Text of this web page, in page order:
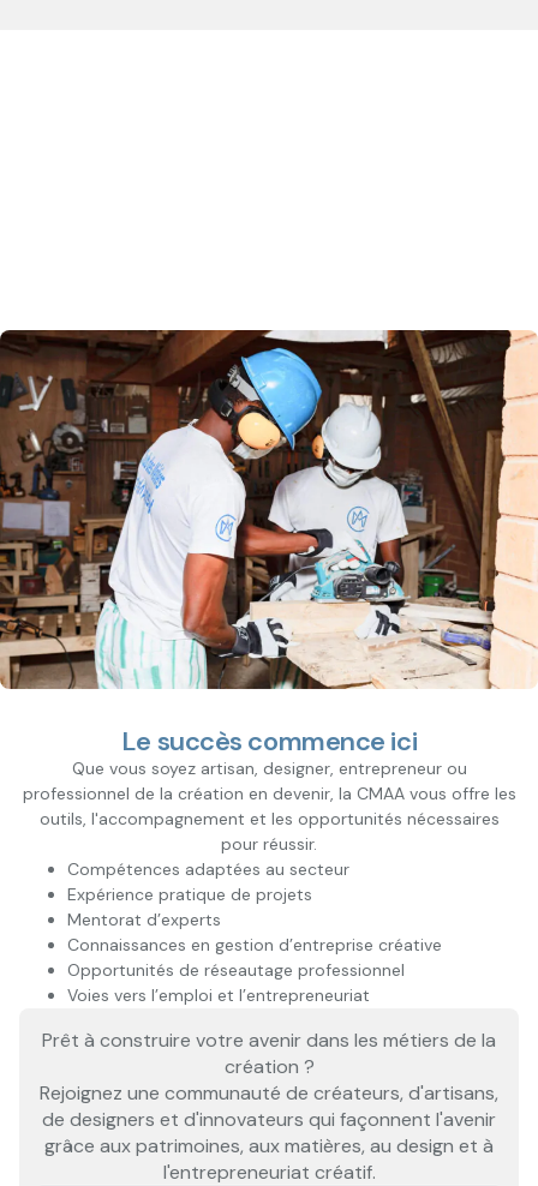
Le succès commence ici
Que vous soyez artisan, designer, entrepreneur ou
professionnel de la création en devenir, la CMAA vous offre les
outils, l'accompagnement et les opportunités nécessaires
pour réussir.
Compétences adaptées au secteur
Expérience pratique de projets
Mentorat d’experts
Connaissances en gestion d’entreprise créative
Opportunités de réseautage professionnel
Voies vers l’emploi et l’entrepreneuriat
Prêt à construire votre avenir dans les métiers de la
création ?
Rejoignez une communauté de créateurs, d'artisans,
de designers et d'innovateurs qui façonnent l'avenir
grâce aux patrimoines, aux matières, au design et à
l'entrepreneuriat créatif.